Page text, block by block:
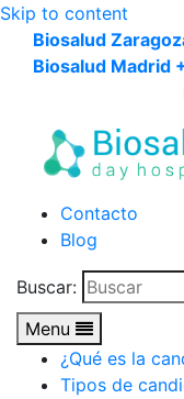
Skip to content
Biosalud
Biosalud Madrid
Contacto
Blog
Buscar:
Menu
¿Qué es la
Tipos de